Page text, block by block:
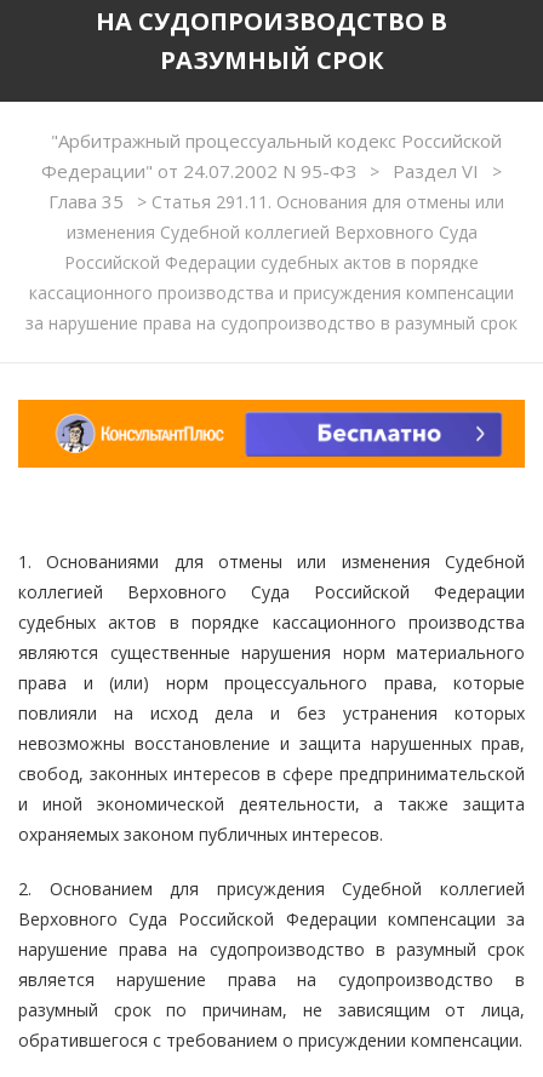
НА СУДОПРОИЗВОДСТВО В
РАЗУМНЫЙ СРОК
"Арбитражный процессуальный кодекс Российской
Федерации" от 24.07.2002 N 95-ФЗ
> Раздел VI >
Глава 35 >Статья 291.11. Основания для отмены или
изменения Судебной коллегией Верховного Суда
Российской Федерации судебных актов в порядке
кассационного производства и присуждения компенсации
за нарушение права на судопроизводство в разумный срок
1. Основаниями для отмены или изменения Судебной
коллегией Верховного Суда Российской Федерации
судебных актов в порядке кассационного производства
являются существенные нарушения норм материального
права и (или) норм процессуального права, которые
повлияли на исход дела и без устранения которых
невозможны восстановление и защита нарушенных прав,
свобод, законных интересов в сфере предпринимательской
и иной экономической деятельности, а также защита
охраняемых законом публичных интересов.
2. Основанием для присуждения Судебной коллегией
Верховного Суда Российской Федерации компенсации за
нарушение права на судопроизводство в разумный срок
является нарушение права на судопроизводство в
разумный срок по причинам, не зависящим от лица,
обратившегося с требованием о присуждении компенсации.